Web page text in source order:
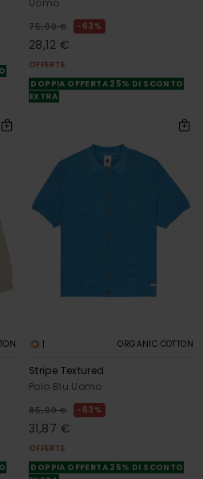
75,00 € 63%
28,12 €
OFFERTE
DOPPIA OFFERTA 25% DI SCONTO
EXTRA
1 ORGANIC COTTON
Stripe Textured
Polo Blu Uomo
85,00 € 63%
31,87 €
OFFERTE
DOPPIA OFFERTA 25% DI SCONTO